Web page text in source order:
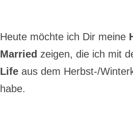
Heute möchte ich Dir meine
Married zeigen, die ich mit
Lifeaus dem Herbst-/
habe.